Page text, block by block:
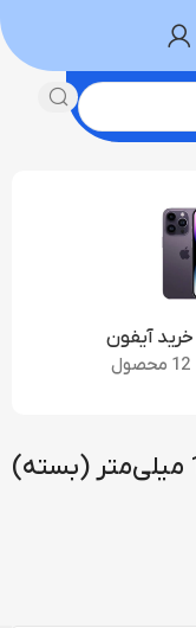
خرید آیفون
12 محصول